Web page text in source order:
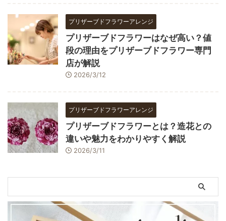
プリザーブドフラワーアレンジ
プリザーブドフラワーはなぜ高い？値
段の理由をプリザーブドフラワー専門
店が解説
2026/3/12
プリザーブドフラワーアレンジ
プリザーブドフラワーとは？造花との
違いや魅力をわかりやすく解説
2026/3/11